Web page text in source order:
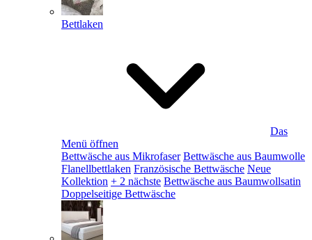
Bettlaken
Das
Menü öffnen
Bettwäsche aus Mikrofaser Bettwäsche aus Baumwolle
Flanellbettlaken Französische Bettwäsche Neue
Kollektion + 2 nächste Bettwäsche aus Baumwollsatin
Doppelseitige Bettwäsche